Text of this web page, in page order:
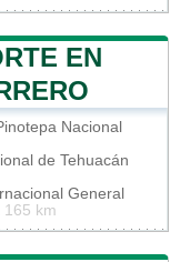
EN
Nacional
de Tehuacán
General
165 km